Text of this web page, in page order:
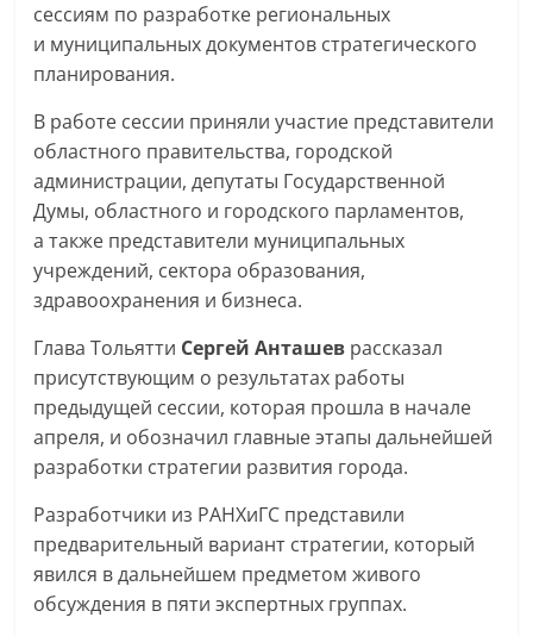
сессиям по разработке региональных
и муниципальных документов стратегического
планирования.
В работе сессии приняли участие представители
областного правительства, городской
администрации, депутаты Государственной
Думы, областного и городского парламентов,
а также представители муниципальных
учреждений, сектора образования,
здравоохранения и бизнеса.
Глава Тольятти Сергей Анташев рассказал
присутствующим о результатах работы
предыдущей сессии, которая прошла в начале
апреля, и обозначил главные этапы дальнейшей
разработки стратегии развития города.
Разработчики из РАНХиГС представили
предварительный вариант стратегии, который
явился в дальнейшем предметом живого
обсуждения в пяти экспертных группах.